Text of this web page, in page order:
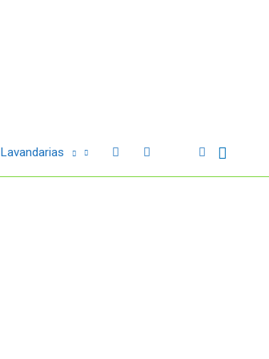
Lavandarias